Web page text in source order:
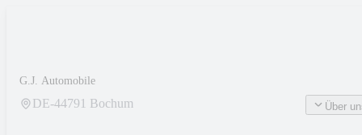
G.J. Automobile
DE-44791 Bochum Über